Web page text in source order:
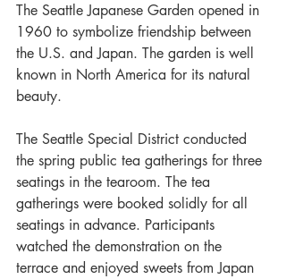
The Seattle Japanese Garden opened in
1960 to symbolize friendship between
the U.S. and Japan. The garden is well
known in North America for its natural
beauty.
The Seattle Special District conducted
the spring public tea gatherings for three
seatings in the tearoom. The tea
gatherings were booked solidly for all
seatings in advance. Participants
watched the demonstration on the
terrace and enjoyed sweets from Japan